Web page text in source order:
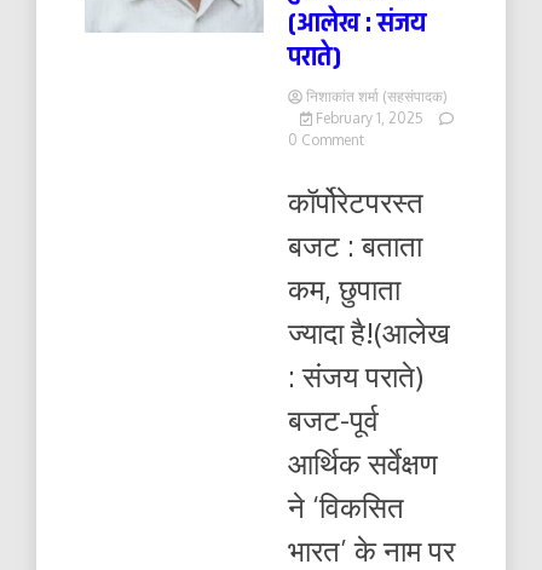
(आलेख : संजय
पराते)
निशाकांत शर्मा (सहसंपादक)
February 1, 2025
0 Commenton
:
कम,
ज्यादा
(आलेख
संजय
पराते)
कॉर्पोरेटपरस्त
बजट : बताता
कम, छुपाता
ज्यादा है!(आलेख
: संजय पराते)
बजट-पूर्व
आर्थिक सर्वेक्षण
ने ‘विकसित
भारत’ के नाम पर